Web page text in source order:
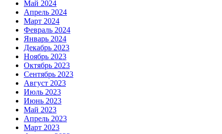
Май 2024
Апрель 2024
Март 2024
Февраль 2024
Январь 2024
Декабрь 2023
Ноябрь 2023
Октябрь 2023
Сентябрь 2023
Август 2023
Июль 2023
Июнь 2023
Май 2023
Апрель 2023
Март 2023